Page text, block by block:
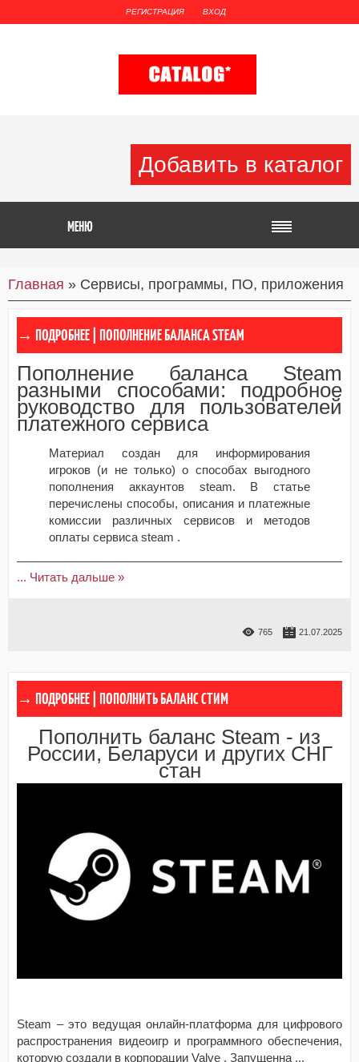
РЕГИСТРАЦИЯ ВХОД
Добавить в каталог
Главная » Сервисы, программы, ПО, приложения
ПОПОЛНЕНИЕ БАЛАНСА STEAM
Пополнение баланса Steam
разными способами: подробное
руководство для пользователей
платежного сервиса
Материал создан для информирования
игроков (и не только) о способах выгодного
пополнения аккаунтов steam. В статье
перечислены способы, описания и платежные
комиссии различных сервисов и методов
оплаты сервиса steam .
... Читать дальше »
765 21.07.2025
ПОПОЛНИТЬ БАЛАНС СТИМ
Пополнить баланс Steam - из
России, Беларуси и других СНГ
стан
Steam – это ведущая онлайн-платформа для цифрового
распространения видеоигр и программного обеспечения,
которую создали в корпорации Valve . Запущенна ...